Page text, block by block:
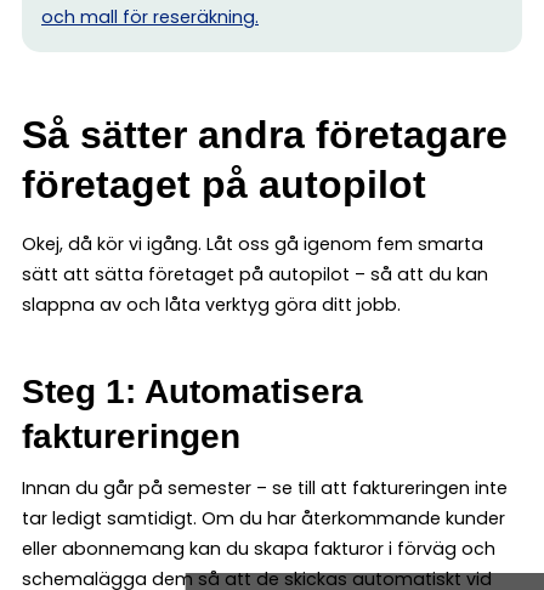
och mall för reseräkning.
Så sätter andra företagare
företaget på autopilot
Okej, då kör vi igång. Låt oss gå igenom fem smarta
sätt att sätta företaget på autopilot – så att du kan
slappna av och låta verktyg göra ditt jobb.
Steg 1: Automatisera
faktureringen
Innan du går på semester – se till att faktureringen inte
tar ledigt samtidigt. Om du har återkommande kunder
eller abonnemang kan du skapa fakturor i förväg och
schemalägga dem så att de skickas automatiskt vid